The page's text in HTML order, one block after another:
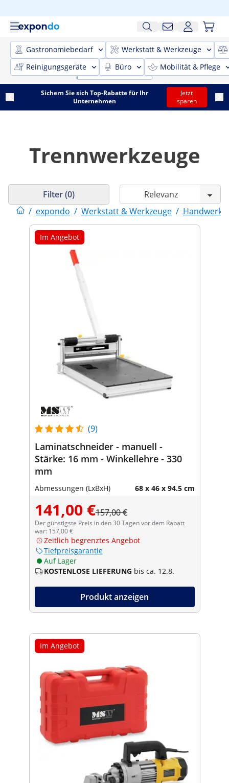
Gastronomiebedarf
Werkstatt & Werkzeuge
Reinigungsgeräte
Büro Mobilität & Pflege
Sichern Sie sich Top-Rabatte für Ihr
Unternehmen
Jetzt
sparen
Trennwerkzeuge
/ expondo / Werkstatt & Werkzeuge /
Filter (0)
Im Angebot
(9)
Laminatschneider - manuell -
Stärke: 16 mm - Winkellehre - 330
mm
Abmessungen (LxBxH) 68 x 46 x 94.5 cm
141,00 €157,00 €
Der günstigste Preis in den 30 Tagen vor dem Rabatt
war: 157,00 €
Zeitlich begrenztes Angebot
Tiefpreisgarantie
Auf Lager
KOSTENLOSE LIEFERUNG bis ca. 12.8.
Produkt anzeigen
Im Angebot